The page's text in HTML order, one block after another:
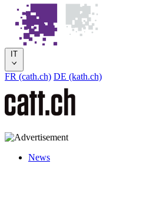
IT
FR (cath.ch) DE (kath.ch)
News